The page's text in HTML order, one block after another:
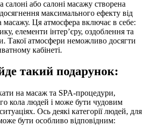
салоні або салоні масажу створена
максимального ефекту від
масажу. Ця атмосфера включає в себе:
елементи інтер’єру, оздоблення та
Такої атмосфери неможливо досягти
кабінеті.
такий подарунок:
на масаж та SPA-процедури,
кола людей і може бути чудовим
Ось деякі категорії людей, для
бути особливо відповідним: